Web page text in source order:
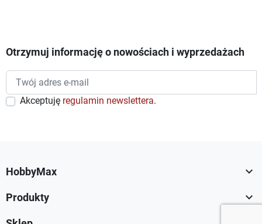
Otrzymuj informację o nowościach i wyprzedażach
Akceptuję regulamin newslettera.
HobbyMax 
Produkty 